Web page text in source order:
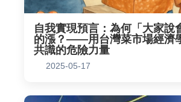
自我實現預言：為何「大家說
的漲？——用台灣菜市場經濟
共識的危險力量
2025-05-17